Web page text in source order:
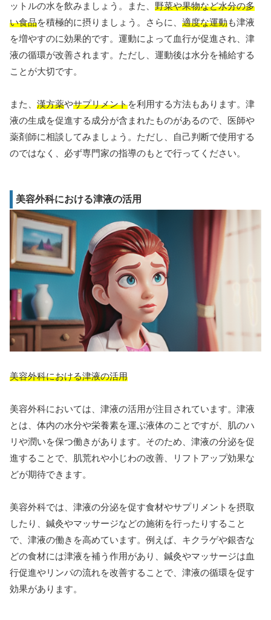
ットルの水を飲みましょう。また、 野菜や果物など水分の多
い食品を積極的に摂りましょう。さらに、 適度な運動も津液
を増やすのに効果的です。運動によって血行が促進され、津
液の循環が改善されます。ただし、運動後は水分を補給する
ことが大切です。
また、 漢方薬やサプリメントを利用する方法もあります。津
液の生成を促進する成分が含まれたものがあるので、医師や
薬剤師に相談してみましょう。ただし、自己判断で使用する
のではなく、必ず専門家の指導のもとで行ってください。
美容外科における津液の活用
美容外科における津液の活用
美容外科においては、津液の活用が注目されています。津液
とは、体内の水分や栄養素を運ぶ液体のことですが、肌のハ
リや潤いを保つ働きがあります。そのため、津液の分泌を促
進することで、肌荒れや小じわの改善、リフトアップ効果な
どが期待できます。
美容外科では、津液の分泌を促す食材やサプリメントを摂取
したり、鍼灸やマッサージなどの施術を行ったりすること
で、津液の働きを高めています。例えば、キクラゲや銀杏な
どの食材には津液を補う作用があり、鍼灸やマッサージは血
行促進やリンパの流れを改善することで、津液の循環を促す
効果があります。